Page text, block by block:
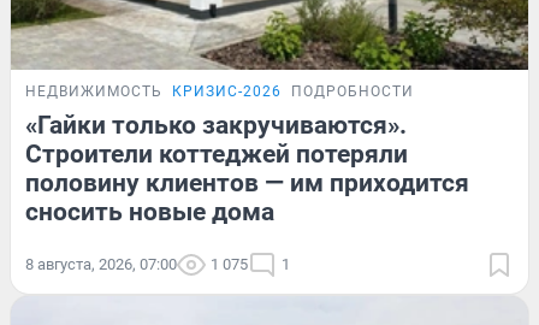
НЕДВИЖИМОСТЬ КРИЗИС-2026 ПОДРОБНОСТИ
«Гайки только закручиваются».
Строители коттеджей потеряли
половину клиентов — им приходится
сносить новые дома
8 августа, 2026, 07:00 1 075 1